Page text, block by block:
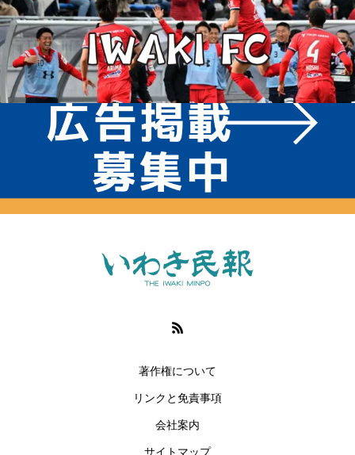
著作権について
リンクと免責事項
会社案内
サイトマップ